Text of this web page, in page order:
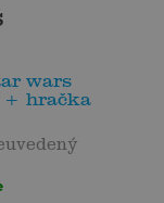
wars
+ hračka